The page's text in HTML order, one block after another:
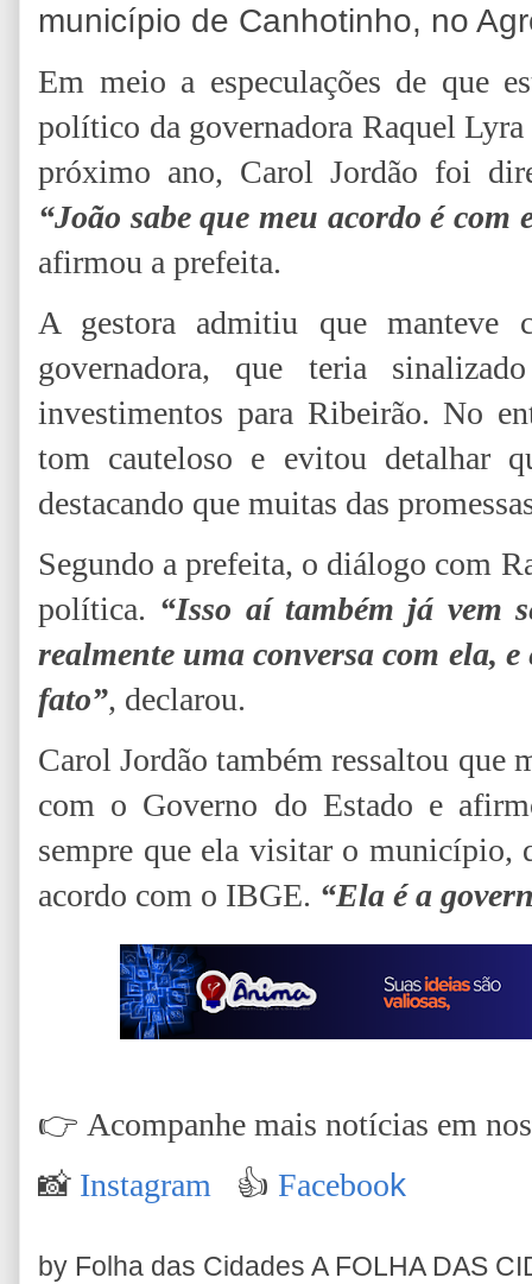
município de Canhotinho, no
Em meio a especulações de que
político da governadora Raquel
próximo ano, Carol Jordão foi
“João sabe que meu acordo é
afirmou a prefeita.
A gestora admitiu que manteve
governadora, que teria
investimentos para Ribeirão. No
tom cauteloso e evitou detalhar
destacando que muitas das
Segundo a prefeita, o diálogo com
política. “Isso aí também já vem
realmente uma conversa com ela,
fato”, declarou.
Carol Jordão também ressaltou que
com o Governo do Estado e
sempre que ela visitar o município,
acordo com o IBGE. “Ela é a
👉 Acompanhe mais notícias em
📸 Instagram 👍 Facebook
by Folha das Cidades A FOLHA DAS